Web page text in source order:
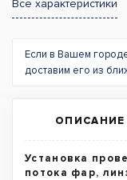
Все характеристики
Если в Вашем
доставим его из
ОПИСАНИЕ
Установка
потока фар,